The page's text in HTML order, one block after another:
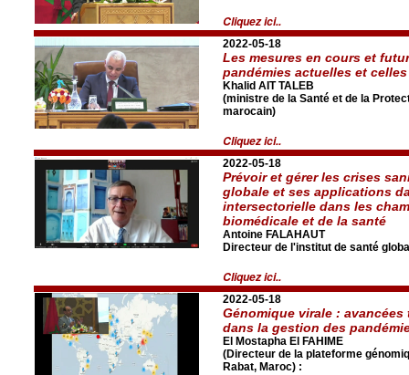
Cliquez ici..
2022-05-18
Les mesures en cours et
pandémies actuelles et
Khalid AIT TALEB
(ministre de la Santé et de la
marocain)
Cliquez ici..
2022-05-18
Prévoir et gérer les crises
globale et ses applications
intersectorielle dans les
biomédicale et de la santé
Antoine FALAHAUT
Directeur de l'institut de santé
Cliquez ici..
2022-05-18
Génomique virale :
dans la gestion des
El Mostapha El FAHIME
(Directeur de la plateforme
Rabat, Maroc) :